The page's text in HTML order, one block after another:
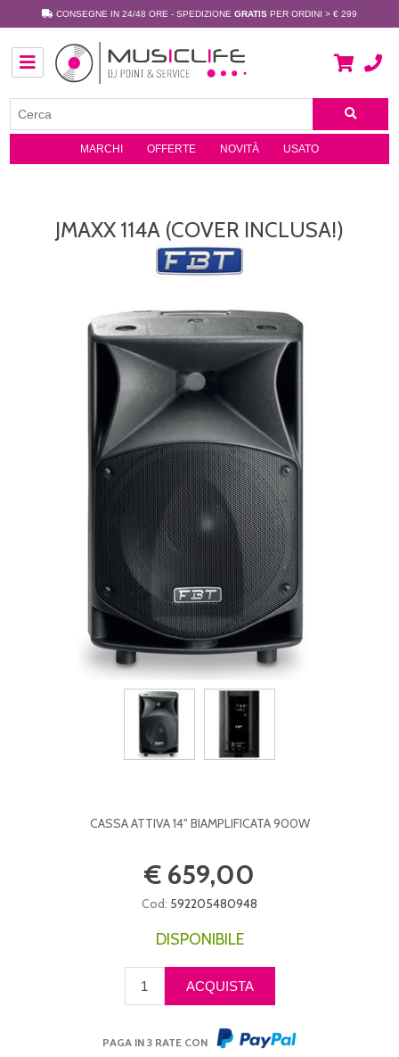
CONSEGNE IN 24/48 ORE - SPEDIZIONE GRATIS PER ORDINI > € 299
MARCHI OFFERTE NOVITÀ USATO
JMAXX 114A (COVER INCLUSA!)
CASSA ATTIVA 14" BIAMPLIFICATA 900W
€ 659,00
Cod: 592205480948
DISPONIBILE
PAGA IN 3 RATE CON